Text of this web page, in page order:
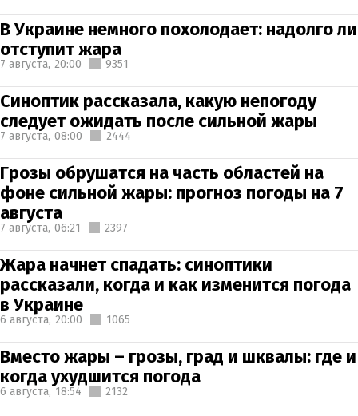
В Украине немного похолодает: надолго ли
отступит жара
7 августа, 20:00 9351
Синоптик рассказала, какую непогоду
следует ожидать после сильной жары
7 августа, 08:00 2444
Грозы обрушатся на часть областей на
фоне сильной жары: прогноз погоды на 7
августа
7 августа, 06:21 2397
Жара начнет спадать: синоптики
рассказали, когда и как изменится погода
в Украине
6 августа, 20:00 1065
Вместо жары – грозы, град и шквалы: где и
когда ухудшится погода
6 августа, 18:54 2132